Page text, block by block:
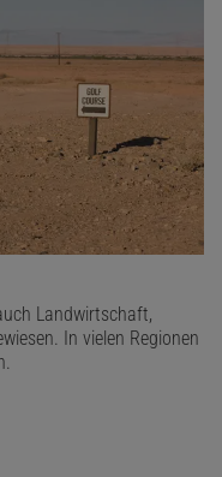
Landwirtschaft,
In vielen Regionen